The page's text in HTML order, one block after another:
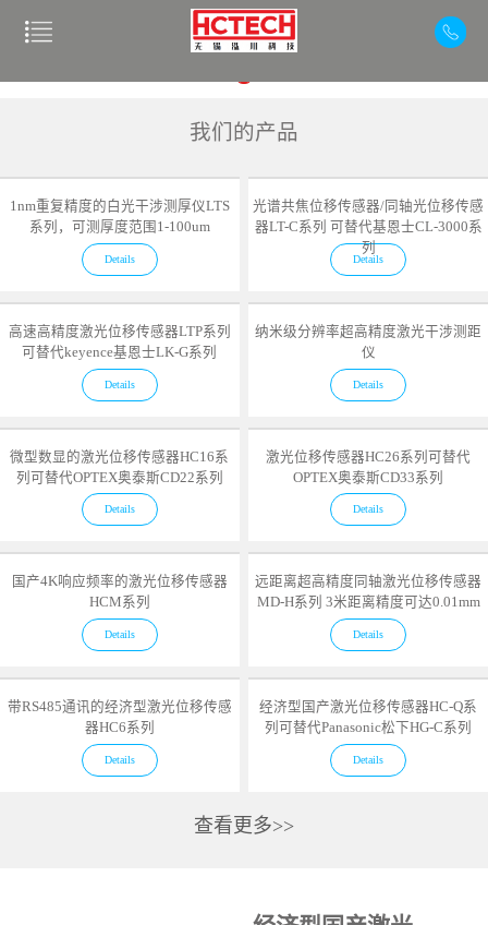
我们的产品
1nm重复精度的白光干涉测厚仪LTS
系列，可测厚度范围1-100um
Details
光谱共焦位移传感器/同轴光位移传感
器LT-C系列 可替代基恩士CL-3000系
列
Details
高速高精度激光位移传感器LTP系列
可替代keyence基恩士LK-G系列
Details
纳米级分辨率超高精度激光干涉测距
仪
Details
微型数显的激光位移传感器HC16系
列可替代OPTEX奥泰斯CD22系列
Details
激光位移传感器HC26系列可替代
OPTEX奥泰斯CD33系列
Details
国产4K响应频率的激光位移传感器
HCM系列
Details
远距离超高精度同轴激光位移传感器
MD-H系列 3米距离精度可达0.01mm
Details
带RS485通讯的经济型激光位移传感
器HC6系列
Details
经济型国产激光位移传感器HC-Q系
列可替代Panasonic松下HG-C系列
Details
查看更多>>